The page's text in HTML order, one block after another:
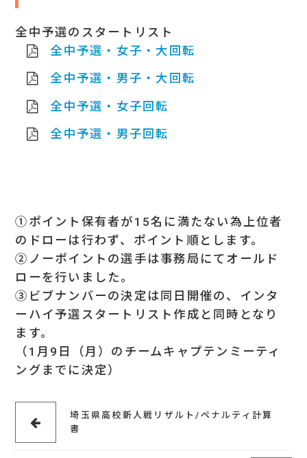
全中予選のスタートリスト
全中予選・女子・大回転
全中予選・男子・大回転
全中予選・女子回転
全中予選・男子回転
①ポイント保有者が15名に満たない為上位者
のドローは行わず、ポイント順とします。
②ノーポイントの選手は事務局にてオールド
ローを行いました。
③ビブナンバーの決定は同日開催の、インタ
ーハイ予選スタートリスト作成と同時となり
ます。
（1月9日（月）のチームキャプテンミーティ
ングまでに決定）
埼玉県高校新人戦リザルト/ペナルティ計算
書